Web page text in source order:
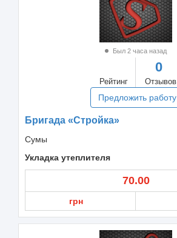
Был 2 часа назад
Рейтинг
0
Отзывов
Предложить работу
Бригада «Стройка»
Сумы
Укладка утеплителя
70.00
грн